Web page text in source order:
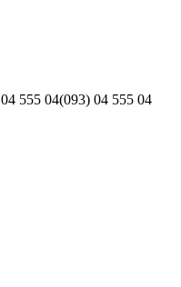
04 555 04(093) 04 555 04